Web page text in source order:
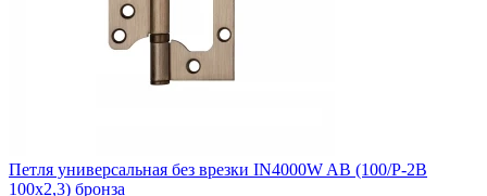
Петля универсальная без врезки IN4000W AB (100/P-2B
100x2,3) бронза